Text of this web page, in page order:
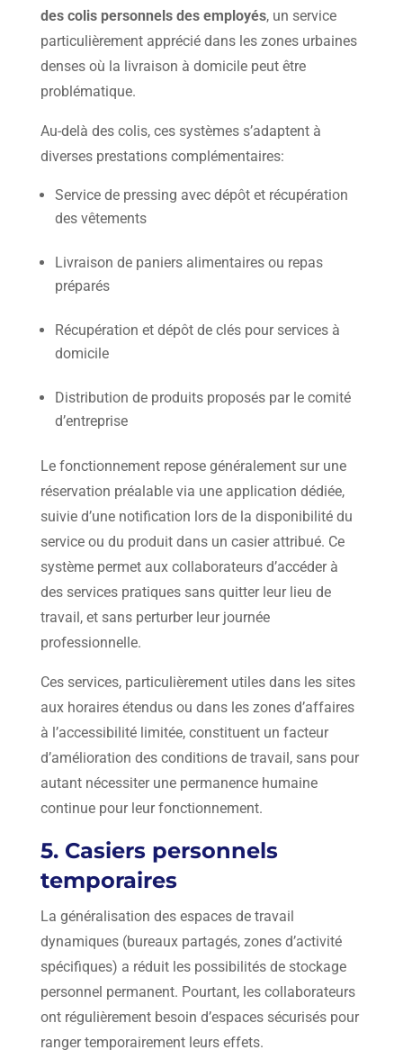
des colis personnels des employés, un service
particulièrement apprécié dans les zones urbaines
denses où la livraison à domicile peut être
problématique.
Au-delà des colis, ces systèmes s’adaptent à
diverses prestations complémentaires:
Service de pressing avec dépôt et récupération
des vêtements
Livraison de paniers alimentaires ou repas
préparés
Récupération et dépôt de clés pour services à
domicile
Distribution de produits proposés par le comité
d’entreprise
Le fonctionnement repose généralement sur une
réservation préalable via une application dédiée,
suivie d’une notification lors de la disponibilité du
service ou du produit dans un casier attribué. Ce
système permet aux collaborateurs d’accéder à
des services pratiques sans quitter leur lieu de
travail, et sans perturber leur journée
professionnelle.
Ces services, particulièrement utiles dans les sites
aux horaires étendus ou dans les zones d’affaires
à l’accessibilité limitée, constituent un facteur
d’amélioration des conditions de travail, sans pour
autant nécessiter une permanence humaine
continue pour leur fonctionnement.
5. Casiers personnels
temporaires
La généralisation des espaces de travail
dynamiques (bureaux partagés, zones d’activité
spécifiques) a réduit les possibilités de stockage
personnel permanent. Pourtant, les collaborateurs
ont régulièrement besoin d’espaces sécurisés pour
ranger temporairement leurs effets.